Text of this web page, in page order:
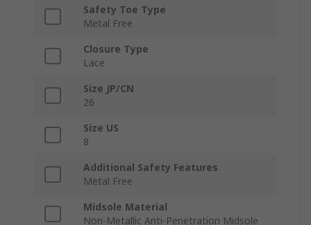
Safety Toe Type
Metal Free
Closure Type
Lace
Size JP/CN
26
Size US
8
Additional Safety Features
Metal Free
Midsole Material
Non-Metallic Anti-Penetration Midsole